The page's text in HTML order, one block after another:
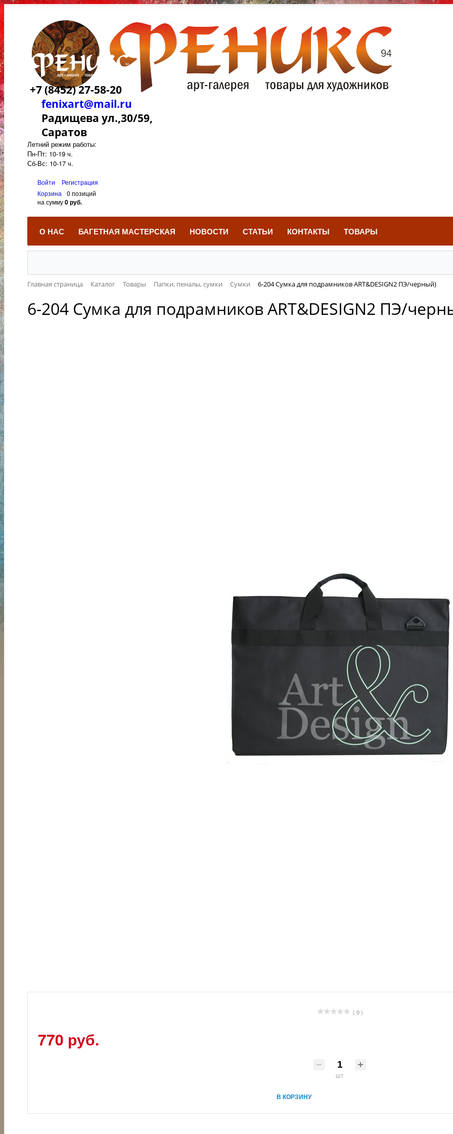
+7 (8452) 27-58-20
fenixart@mail.ru
Радищева ул.,30/59,
Саратов
Летний режим работы:
Пн-Пт: 10-19 ч.
Сб-Вс: 10-17 ч.
Войти
Регистрация
Корзина
0 позиций
на сумму0 руб.
О НАС БАГЕТНАЯ МАСТЕРСКАЯ НОВОСТИ СТАТЬИ КОНТАКТЫ ТОВАРЫ
Главная страница Каталог Товары Папки, пеналы, сумки Сумки 6-204 Сумка для подрамников ART&DESIGN2 ПЭ/черный)
6-204 Сумка для подрамников ART&DESIGN2 ПЭ/
( 0 )
770 руб.
шт
В КОРЗИНУ